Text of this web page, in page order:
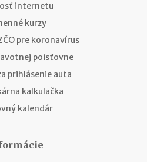
internetu
kurzy
pre koronavírus
poisťovne
prihlásenie auta
kalkulačka
kalendár